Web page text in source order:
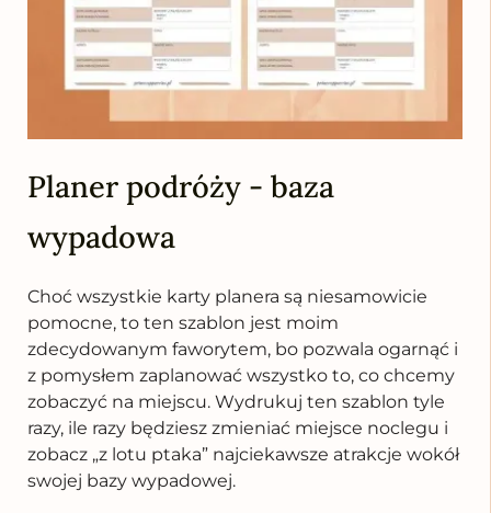
Planer podróży - baza
wypadowa
Choć wszystkie karty planera są niesamowicie
pomocne, to ten szablon jest moim
zdecydowanym faworytem, bo pozwala ogarnąć i
z pomysłem zaplanować wszystko to, co chcemy
zobaczyć na miejscu. Wydrukuj ten szablon tyle
razy, ile razy będziesz zmieniać miejsce noclegu i
zobacz „z lotu ptaka” najciekawsze atrakcje wokół
swojej bazy wypadowej.